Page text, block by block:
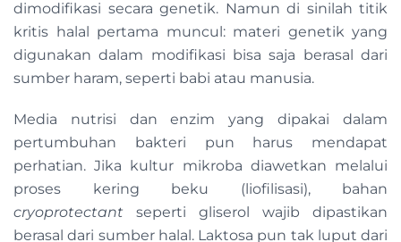
dimodifikasi secara genetik. Namun di sinilah titik
kritis halal pertama muncul: materi genetik yang
digunakan dalam modifikasi bisa saja berasal dari
sumber haram, seperti babi atau manusia.
Media nutrisi dan enzim yang dipakai dalam
pertumbuhan bakteri pun harus mendapat
perhatian. Jika kultur mikroba diawetkan melalui
proses kering beku (liofilisasi), bahan
cryoprotectant seperti gliserol wajib dipastikan
berasal dari sumber halal. Laktosa pun tak luput dari